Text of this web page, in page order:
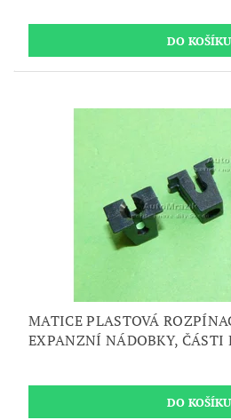
MATICE PLASTOVÁ
EXPANZNÍ NÁDOBKY, ČÁSTI